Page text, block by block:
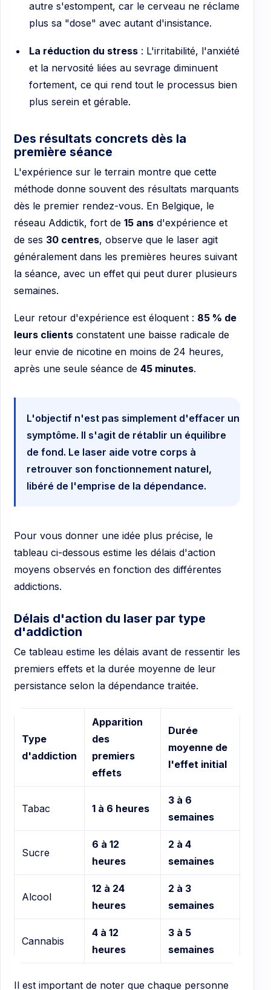
autre s'estompent, car le cerveau ne réclame
plus sa "dose" avec autant d'insistance.
La réduction du stress: L'irritabilité, l'anxiété
et la nervosité liées au sevrage diminuent
fortement, ce qui rend tout le processus bien
plus serein et gérable.
Des résultats concrets dès la
première séance
L'expérience sur le terrain montre que cette
méthode donne souvent des résultats marquants
dès le premier rendez-vous. En Belgique, le
réseau Addictik, fort de 15 ans d'expérience et
de ses 30 centres, observe que le laser agit
généralement dans les premières heures suivant
la séance, avec un effet qui peut durer plusieurs
semaines.
Leur retour d'expérience est éloquent : 85 % de
leurs clients constatent une baisse radicale de
leur envie de nicotine en moins de 24 heures,
après une seule séance de 45 minutes.
L'objectif n'est pas simplement d'effacer un
symptôme. Il s'agit de rétablir un équilibre
de fond. Le laser aide votre corps à
retrouver son fonctionnement naturel,
libéré de l'emprise de la dépendance.
Pour vous donner une idée plus précise, le
tableau ci-dessous estime les délais d'action
moyens observés en fonction des différentes
addictions.
Délais d'action du laser par type
d'addiction
Ce tableau estime les délais avant de ressentir les
premiers effets et la durée moyenne de leur
persistance selon la dépendance traitée.
Type
d'addiction
Apparition
des
premiers
effets
Durée
moyenne de
l'effet initial
Tabac 1 à 6 heures
3 à 6
semaines
Sucre
6 à 12
heures
2 à 4
semaines
Alcool
12 à 24
heures
2 à 3
semaines
Cannabis
4 à 12
heures
3 à 5
semaines
Il est important de noter que chaque personne